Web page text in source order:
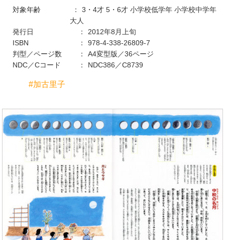
対象年齢 3・4才 5・6才 小学校低学年 小学校中学年
大人
発行日
2012年8月上旬
ISBN
978-4-338-26809-7
判型／ページ数
A4変型版／36ページ
NDC／Cコード
NDC386／C8739
加古里子